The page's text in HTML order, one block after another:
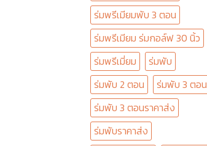
ร่มพรีเมียมพับ 3 ตอน
ร่มพรีเมียม ร่มกอล์ฟ 30 นิ้ว
ร่มพรีเมี่ยม
ร่มพับ
ร่มพับ 2 ตอน
ร่มพับ 3 ตอน
ร่มพับ 3 ตอนราคาส่ง
ร่มพับราคาส่ง